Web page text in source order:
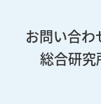
お問い合
総合研究